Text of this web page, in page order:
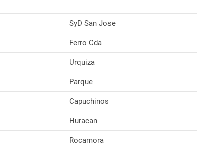
SyD San Jose
Ferro Cda
Urquiza
Parque
Capuchinos
Huracan
Rocamora